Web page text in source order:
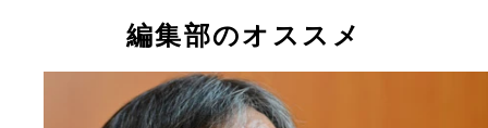
編集部のオススメ